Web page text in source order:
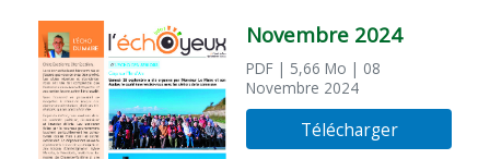
Novembre 2024
PDF | 5,66 Mo | 08
Novembre 2024
Télécharger